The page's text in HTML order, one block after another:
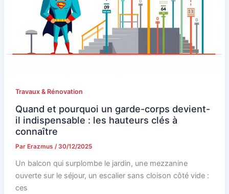
Travaux & Rénovation
Quand et pourquoi un garde-corps devient-
il indispensable : les hauteurs clés à
connaître
Par Erazmus / 30/12/2025
Un balcon qui surplombe le jardin, une mezzanine
ouverte sur le séjour, un escalier sans cloison côté vide :
ces